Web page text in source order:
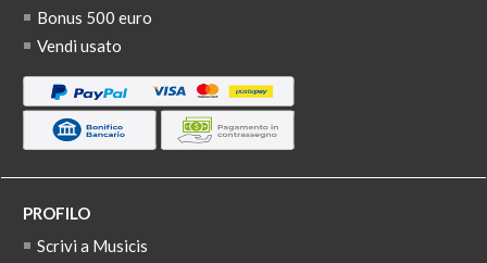
Bonus 500 euro
Vendi usato
PROFILO
Scrivi a Musicis